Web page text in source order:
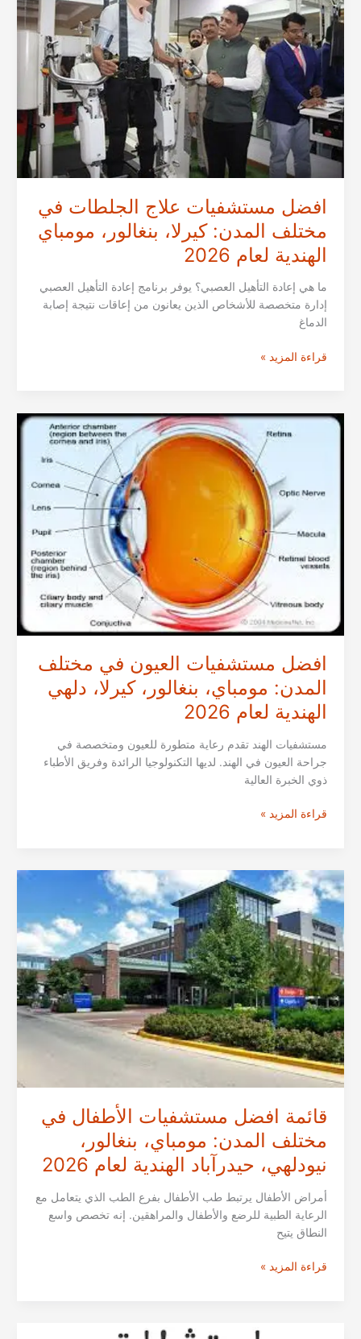
نيولهي،
بنجالور،
كيرالا
الهندية
لعام
2026
افضل مستشفيات علاج الجلطات في
مختلف المدن: كيرلا، بنغالور، مومباي
الهندية لعام 2026
ما هي إعادة التأهيل العصبي؟ يوفر برنامج إعادة التأهيل العصبي
إدارة متخصصة للأشخاص الذين يعانون من إعاقات نتيجة إصابة
الدماغ
افضل
بنغالور،
الهندية
2026
قراءة المزيد »
افضل مستشفيات العيون في مختلف
المدن: مومباي، بنغالور، كيرلا، دلهي
الهندية لعام 2026
مستشفيات الهند تقدم رعاية متطورة للعيون ومتخصصة في
جراحة العيون في الهند. لديها التكنولوجيا الرائدة وفريق الأطباء
ذوي الخبرة العالية
افضل
مختلف
المدن:
مومباي،
بنغالور،
كيرلا،
دلهي
الهندية
لعام
2026
قراءة المزيد »
قائمة افضل مستشفيات الأطفال في
مختلف المدن: مومباي، بنغالور،
نيودلهي، حيدرآباد الهندية لعام 2026
أمراض الأطفال يرتبط طب الأطفال بفرع الطب الذي يتعامل مع
الرعاية الطبية للرضع والأطفال والمراهقين. إنه تخصص واسع
النطاق يتيح
قائمة
قراءة المزيد »